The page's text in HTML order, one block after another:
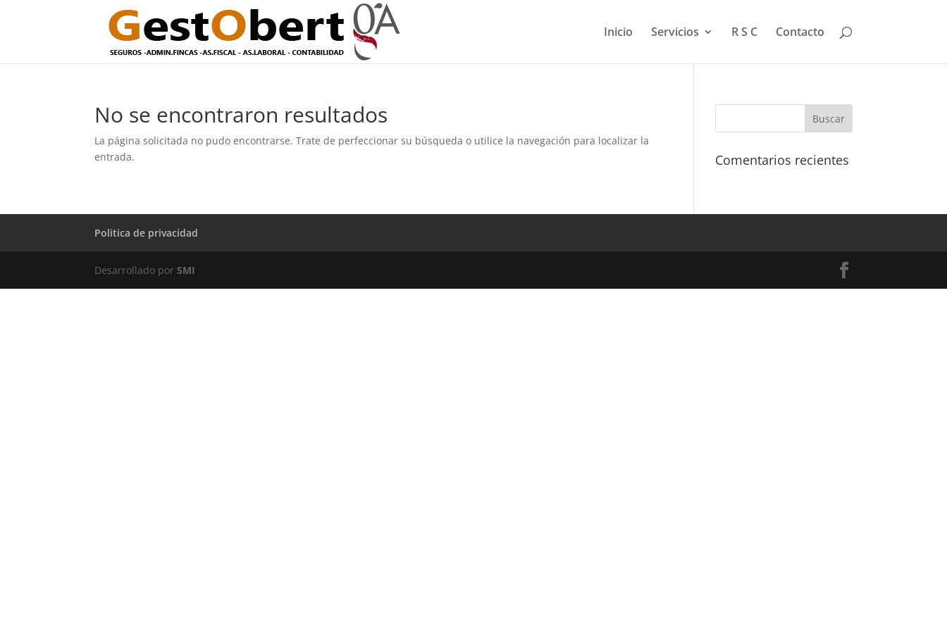
Inicio Servicios R S C Contacto
No se encontraron resultados
La página solicitada no pudo encontrarse. Trate de perfeccionar su búsqueda o utilice la navegación para localizar la
entrada.
Comentarios recientes
Politica de privacidad
Desarrollado porSMI